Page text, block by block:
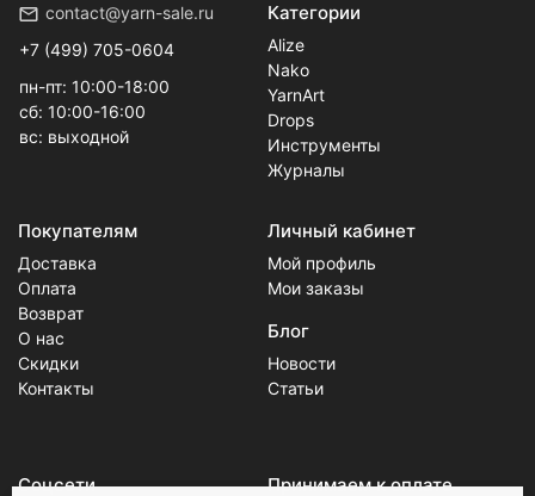
contact@yarn-sale.ru
+7 (499) 705-0604
пн-пт: 10:00-18:00
сб: 10:00-16:00
вс: выходной
Категории
Alize
Nako
YarnArt
Drops
Инструменты
Журналы
Покупателям
Доставка
Оплата
Возврат
О нас
Скидки
Контакты
Личный кабинет
Мой профиль
Мои заказы
Блог
Новости
Статьи
Соцсети Принимаем к оплате